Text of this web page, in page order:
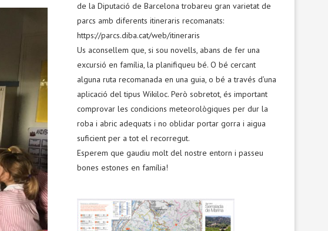
de la Diputació de Barcelona trobareu gran varietat de
parcs amb diferents itineraris recomanats:
https://parcs.diba.cat/web/itineraris
Us aconsellem que, si sou novells, abans de fer una
excursió en família, la planifiqueu bé. O bé cercant
alguna ruta recomanada en una guia, o bé a través d’una
aplicació del tipus Wikiloc. Però sobretot, és important
comprovar les condicions meteorològiques per dur la
roba i abric adequats i no oblidar portar gorra i aigua
suficient per a tot el recorregut.
Esperem que gaudiu molt del nostre entorn i passeu
bones estones en família!